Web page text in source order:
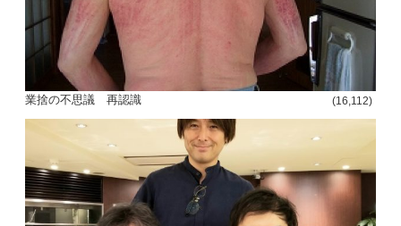
業捨の不思議 再認識 (16,112)